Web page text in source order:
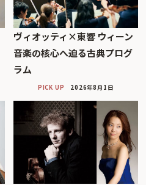
ヴィオッティ×東響 ウィーン
音楽の核心へ迫る古典プログ
ラム
PICK UP 2026年8月1日